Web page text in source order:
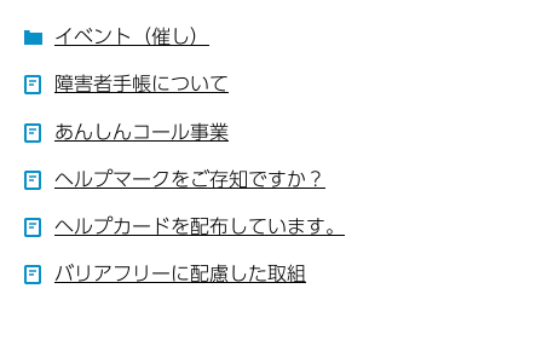
イベント（催し）
障害者手帳について
あんしんコール事業
ヘルプマークをご存知ですか？
ヘルプカードを配布しています。
バリアフリーに配慮した取組